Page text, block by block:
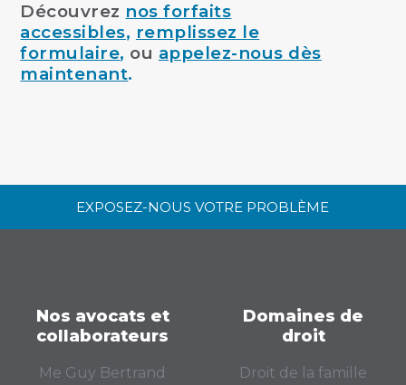
Découvrez nos forfaits
accessibles, remplissez le
formulaire, ou appelez-nous dès
maintenant.
EXPOSEZ-NOUS VOTRE PROBLÈME
Nos avocats et
collaborateurs
Me Guy Bertrand
Domaines de
droit
Droit de la famille